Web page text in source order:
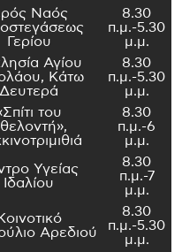
Ναός
Γερίου
8.30
π.μ.-5.30
μ.μ.
Αγίου
Κάτω
Δευτερά
8.30
π.μ.-5.30
μ.μ.
του
8.30
π.μ.-6
μ.μ.
Υγείας
Ιδαλίου
8.30
π.μ.-7
μ.μ.
Κοινοτικό
Αρεδιού
8.30
π.μ.-5.30
μ.μ.